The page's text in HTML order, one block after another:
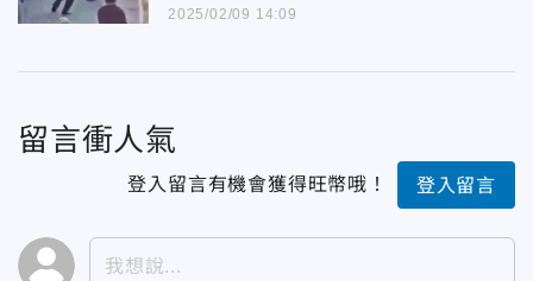
2025/02/09 14:09
留言衝人氣
登入留言有機會獲得旺幣哦！ 登入留言